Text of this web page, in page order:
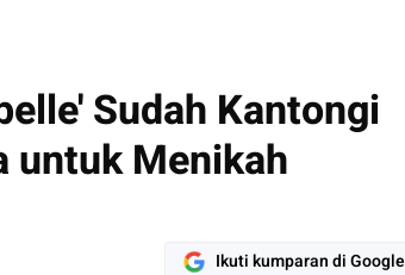
Sudah Kantongi
untuk Menikah
Ikuti kumparan di Google